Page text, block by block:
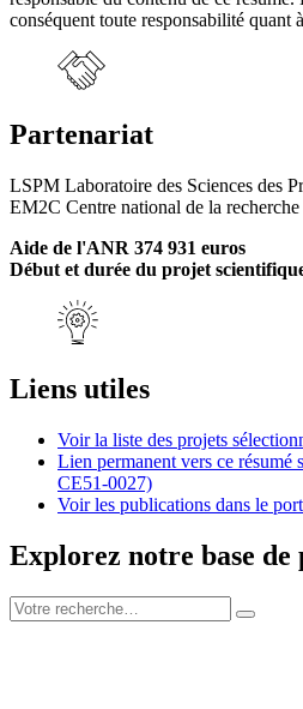
conséquent toute responsabilité quant
Partenariat
LSPM Laboratoire des Sciences des
EM2C Centre national de la
Aide de l'ANR 374 931 euros
Début et durée du projet
Liens utiles
Voir la liste des projets
Lien permanent vers ce
CE51-0027)
Voir les publications dans le
Explorez notre base de